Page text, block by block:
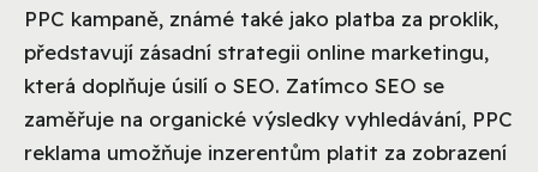
PPC kampaně, známé také jako platba za proklik,
představují zásadní strategii online marketingu,
která doplňuje úsilí o SEO. Zatímco SEO se
zaměřuje na organické výsledky vyhledávání, PPC
reklama umožňuje inzerentům platit za zobrazení